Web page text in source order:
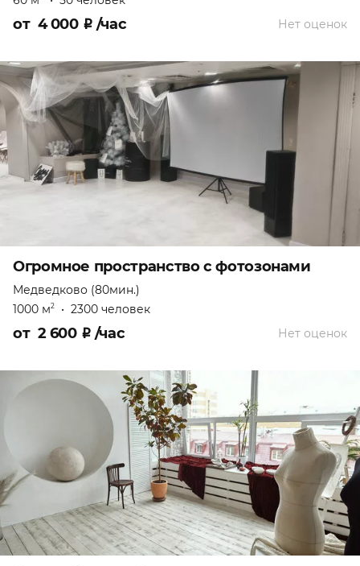
Нет оценок
от 4 000 ₽ /час
Огромное пространство с фотозонами
Медведково (80мин.)
1000 м2 • 2300 человек
Нет оценок
от 2 600 ₽ /час